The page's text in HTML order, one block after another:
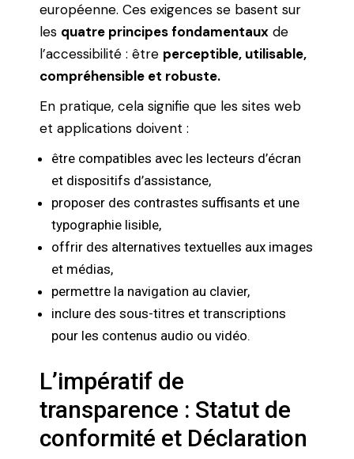
européenne. Ces exigences se basent sur
les quatre principes fondamentaux de
l’accessibilité : être perceptible, utilisable,
compréhensible et robuste.
En pratique, cela signifie que les sites web
et applications doivent :
être compatibles avec les lecteurs d’écran
et dispositifs d’assistance,
proposer des contrastes suffisants et une
typographie lisible,
offrir des alternatives textuelles aux images
et médias,
permettre la navigation au clavier,
inclure des sous-titres et transcriptions
pour les contenus audio ou vidéo.
L’impératif de
transparence : Statut de
conformité et Déclaration